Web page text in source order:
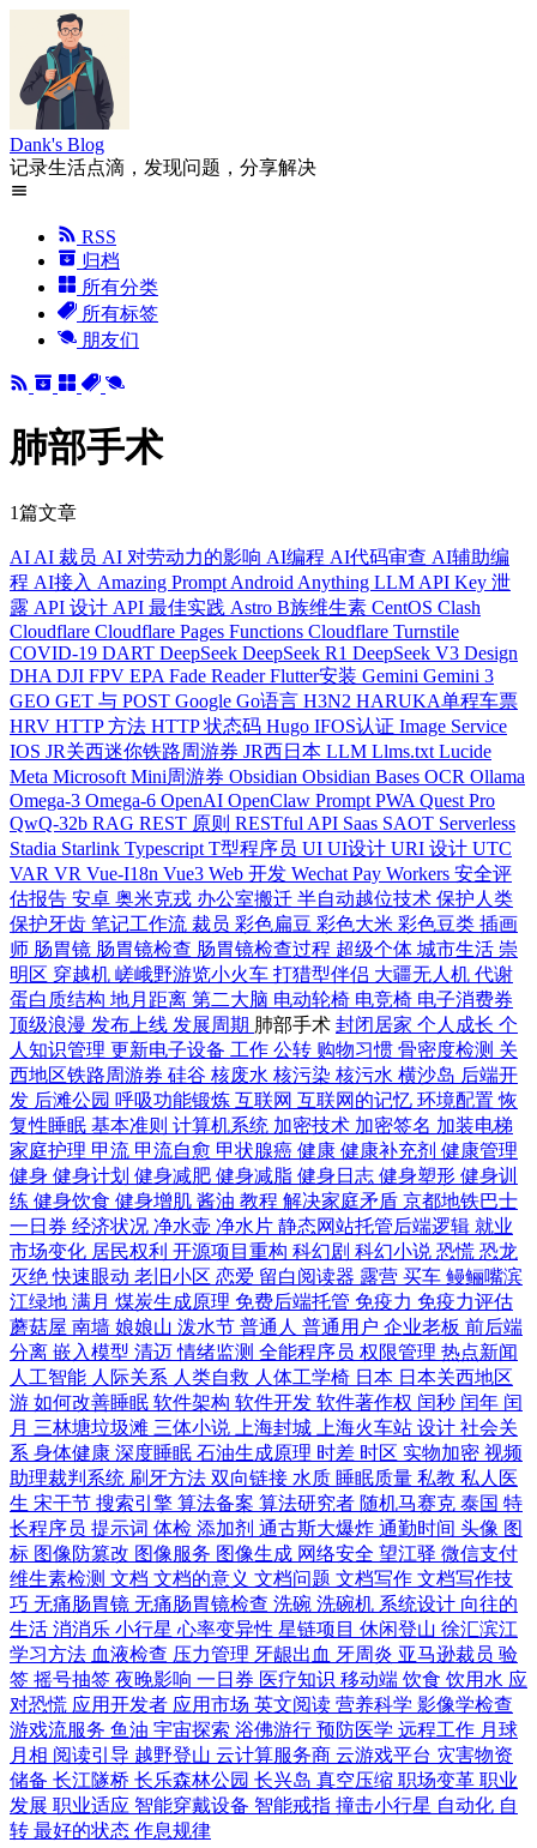
Dank's Blog
记录生活点滴，发现问题，分享解决
RSS
归档
所有分类
所有标签
朋友们
肺部手术
1篇文章
AI AI 裁员 AI 对劳动力的影响 AI编程 AI代码审查 AI辅助编
程 AI接入 Amazing Prompt Android Anything LLM API Key 泄
露 API 设计 API 最佳实践 Astro B族维生素 CentOS Clash
Cloudflare Cloudflare Pages Functions Cloudflare Turnstile
COVID-19 DART DeepSeek DeepSeek R1 DeepSeek V3 Design
DHA DJI FPV EPA Fade ReaderFlutter安装 Gemini Gemini 3
GEO GET 与 POST Google Go语言 H3N2 HARUKA单程车票
HRV HTTP 方法 HTTP 状态码 Hugo IFOS认证 Image Service
IOS JR关西迷你铁路周游券 JR西日本 LLM Llms.txt Lucide
Meta Microsoft Mini周游券 Obsidian Obsidian Bases OCR Ollama
Omega-3 Omega-6 OpenAI OpenClaw Prompt PWA Quest Pro
QwQ-32b RAG REST 原则 RESTful API Saas SAOT Serverless
Stadia Starlink Typescript T型程序员 UI UI设计 URI 设计 UTC
VAR VR Vue-I18n Vue3 Web 开发 Wechat Pay Workers 安全评
估报告 安卓 奥米克戎 办公室搬迁 半自动越位技术 保护人类
保护牙齿 笔记工作流 裁员 彩色扁豆 彩色大米 彩色豆类 插画
师 肠胃镜 肠胃镜检查 肠胃镜检查过程 超级个体 城市生活 崇
明区 穿越机 嵯峨野游览小火车 打猎型伴侣 大疆无人机 代谢
蛋白质结构 地月距离 第二大脑 电动轮椅 电竞椅 电子消费券
顶级浪漫 发布上线 发展周期 肺部手术 封闭居家 个人成长 个
人知识管理 更新电子设备 工作 公转 购物习惯 骨密度检测 关
西地区铁路周游券 硅谷 核废水 核污染 核污水 横沙岛 后端开
发 后滩公园 呼吸功能锻炼 互联网 互联网的记忆 环境配置恢
复性睡眠 基本准则 计算机系统 加密技术 加密签名 加装电梯
家庭护理 甲流 甲流自愈 甲状腺癌 健康 健康补充剂 健康管理
健身 健身计划 健身减肥 健身减脂 健身日志 健身塑形 健身训
练 健身饮食 健身增肌 酱油 教程 解决家庭矛盾 京都地铁巴士
一日券 经济状况 净水壶 净水片 静态网站托管后端逻辑 就业
市场变化 居民权利 开源项目重构 科幻剧 科幻小说 恐慌 恐龙
灭绝快速眼动 老旧小区 恋爱 留白阅读器 露营 买车 鳗鲡嘴滨
江绿地 满月 煤炭生成原理 免费后端托管 免疫力 免疫力评估
蘑菇屋 南墙 娘娘山 泼水节 普通人 普通用户 企业老板 前后端
分离 嵌入模型 清迈情绪监测 全能程序员 权限管理 热点新闻
人工智能 人际关系 人类自救 人体工学椅 日本 日本关西地区
游 如何改善睡眠 软件架构 软件开发 软件著作权 闰秒 闰年 闰
月 三林塘垃圾滩 三体小说 上海封城 上海火车站 设计 社会关
系 身体健康 深度睡眠 石油生成原理 时差 时区 实物加密 视频
助理裁判系统 刷牙方法 双向链接 水质 睡眠质量 私教 私人医
生 宋干节 搜索引擎 算法备案 算法研究者 随机马赛克 泰国 特
长程序员 提示词 体检 添加剂 通古斯大爆炸 通勤时间 头像 图
标 图像防篡改 图像服务 图像生成 网络安全 望江驿 微信支付
维生素检测 文档 文档的意义 文档问题 文档写作 文档写作技
巧 无痛肠胃镜 无痛肠胃镜检查 洗碗 洗碗机 系统设计 向往的
生活 消消乐 小行星 心率变异性 星链项目 休闲登山 徐汇滨江
学习方法 血液检查 压力管理 牙龈出血 牙周炎 亚马逊裁员 验
签 摇号抽签 夜晚影响 一日券 医疗知识 移动端 饮食 饮用水 应
对恐慌 应用开发者 应用市场 英文阅读 营养科学 影像学检查
游戏流服务 鱼油 宇宙探索 浴佛游行 预防医学 远程工作 月球
月相 阅读引导 越野登山 云计算服务商 云游戏平台 灾害物资
储备 长江隧桥 长乐森林公园 长兴岛 真空压缩 职场变革 职业
发展 职业适应 智能穿戴设备 智能戒指 撞击小行星 自动化 自
转 最好的状态 作息规律